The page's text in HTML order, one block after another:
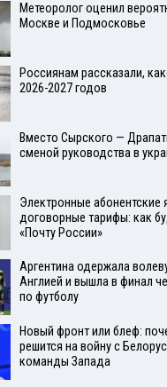
Метеоролог оценил
Москве и Подмосковье
Россиянам рассказали,
2026-2027 годов
Вместо Сырского —
сменой руководства в
Электронные абонентские
договорные тарифы: как
«Почту России»
Аргентина одержала
Англией и вышла в финал
по футболу
Новый фронт или блеф:
решится на войну с
команды Запада